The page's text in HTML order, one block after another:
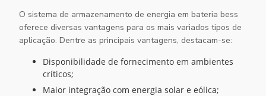
O sistema de armazenamento de energia em bateria bess
oferece diversas vantagens para os mais variados tipos de
aplicação. Dentre as principais vantagens, destacam-se:
Disponibilidade de fornecimento em ambientes
críticos;
Maior integração com energia solar e eólica;